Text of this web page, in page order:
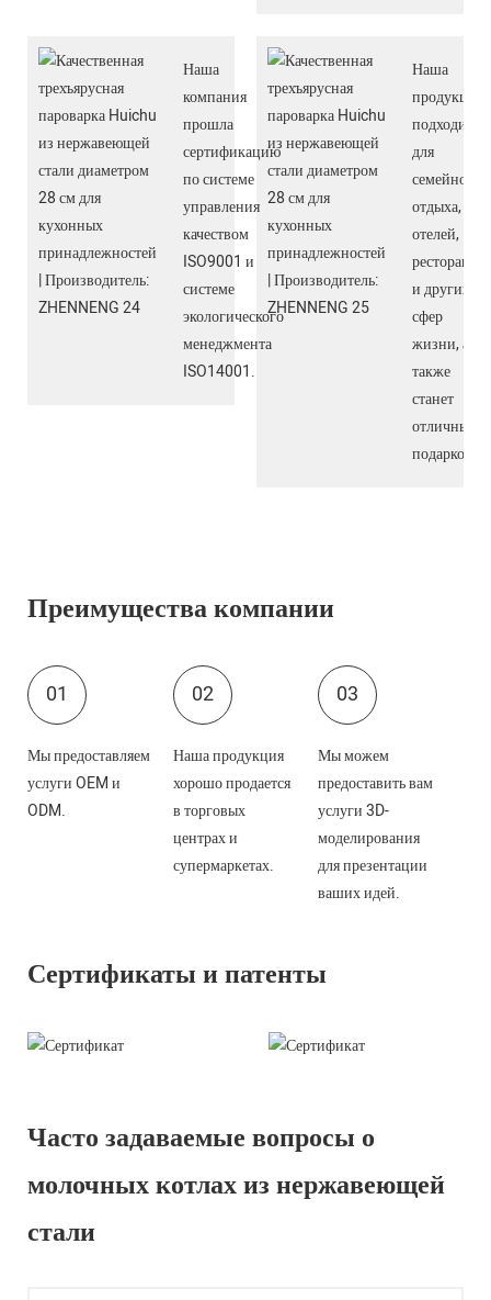
Наша
компания
прошла
сертификацию
по системе
управления
качеством
ISO9001 и
системе
экологического
менеджмента
ISO14001.
Наша
продукция
подходит
для
семейного
отдыха,
отелей,
ресторанов
и других
сфер
жизни, а
также
станет
отличным
подарком.
Преимущества компании
01
Мы предоставляем
услуги OEM и
ODM.
02
Наша продукция
хорошо продается
в торговых
центрах и
супермаркетах.
03
Мы можем
предоставить вам
услуги 3D-
моделирования
для презентации
ваших идей.
Сертификаты и патенты
Часто задаваемые вопросы о
молочных котлах из нержавеющей
стали